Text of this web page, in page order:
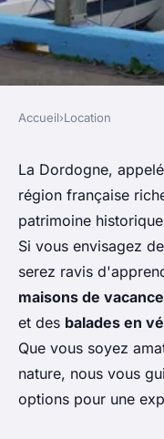
Quels sont
endroits
maison de
Dordogne
poterie et
Accueil›Location
La Dordogne,
région française
patrimoine
Si vous envisagez
serez ravis
maisons de
et des balades en
Que vous soyez
nature, nous vous
options pour une